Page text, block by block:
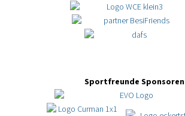
Sportfreunde Sponsoren